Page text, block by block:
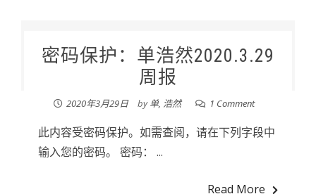
密码保护：单浩然2020.3.29
周报
2020年3月29日 by单, 浩然 1 Comment
此内容受密码保护。如需查阅，请在下列字段中
输入您的密码。 密码： ...
Read More